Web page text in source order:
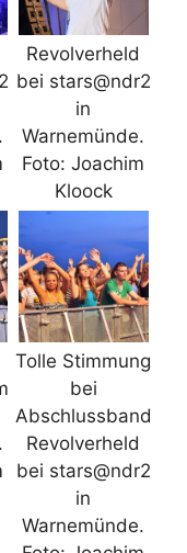
Revolverheld
bei stars@ndr2
in
Warnemünde.
Foto: Joachim
Kloock
Tolle Stimmung
bei
Abschlussband
Revolverheld
bei stars@ndr2
in
Warnemünde.